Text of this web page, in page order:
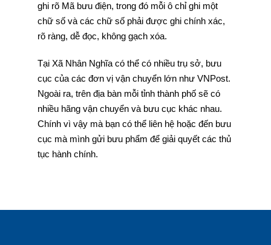
ghi rõ Mã bưu điện, trong đó mỗi ô chỉ ghi một
chữ số và các chữ số phải được ghi chính xác,
rõ ràng, dễ đọc, không gạch xóa.
Tại Xã Nhân Nghĩa có thể có nhiều trụ sở, bưu
cục của các đơn vị vận chuyển lớn như VNPost.
Ngoài ra, trên địa bàn mỗi tỉnh thành phố sẽ có
nhiều hãng vận chuyển và bưu cục khác nhau.
Chính vì vậy mà bạn có thể liên hệ hoặc đến bưu
cục mà mình gửi bưu phẩm để giải quyết các thủ
tục hành chính.